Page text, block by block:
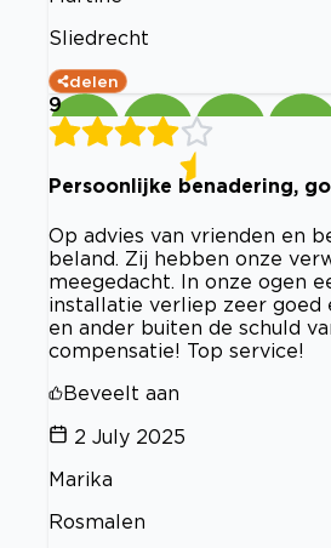
Sliedrecht
delen
9
Persoonlijke benadering,
Op advies van vrienden en
beland. Zij hebben onze
meegedacht. In onze ogen
installatie verliep zeer goed
en ander buiten de schuld
compensatie! Top service!
Beveelt aan
2 July 2025
Marika
Rosmalen